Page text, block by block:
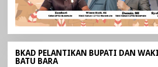
BKAD PELANTIKAN BUPATI DAN
BATU BARA